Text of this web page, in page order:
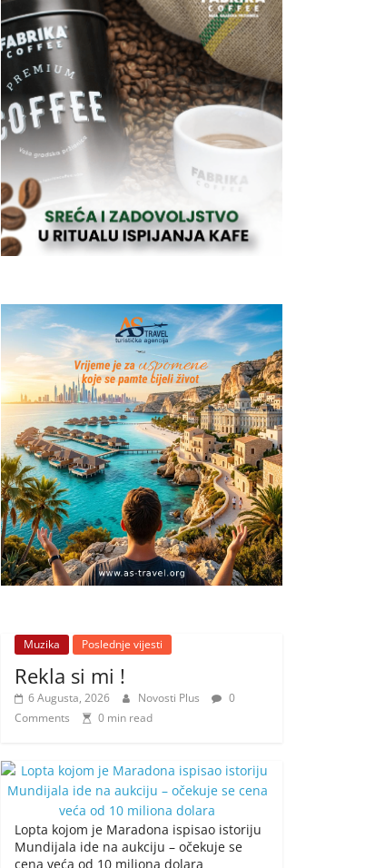
Muzika Poslednje vijesti
Rekla si mi !
6 Augusta, 2026 Novosti Plus
0
Comments
0 min read
Lopta kojom je Maradona ispisao istoriju
Mundijala ide na aukciju – očekuje se
cena veća od 10 miliona dolara